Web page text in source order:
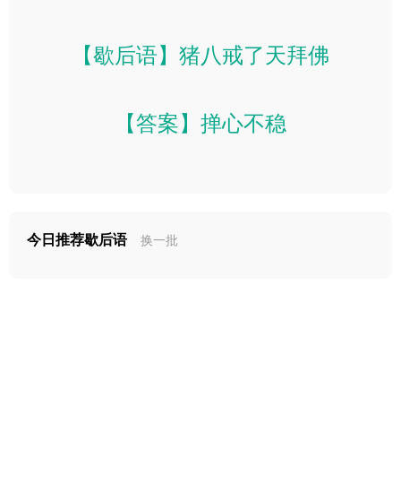
【歇后语】猪八戒了天拜佛
【答案】掸心不稳
今日推荐歇后语 换一批